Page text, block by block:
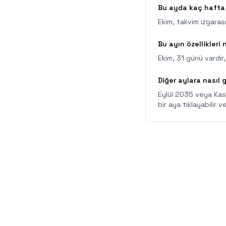
Bu ayda kaç hafta
Ekim, takvim
Bu ayın özellikleri
Ekim, 31 günü
Diğer aylara nasıl
Eylül 2035 veya
bir aya tıklayabilir